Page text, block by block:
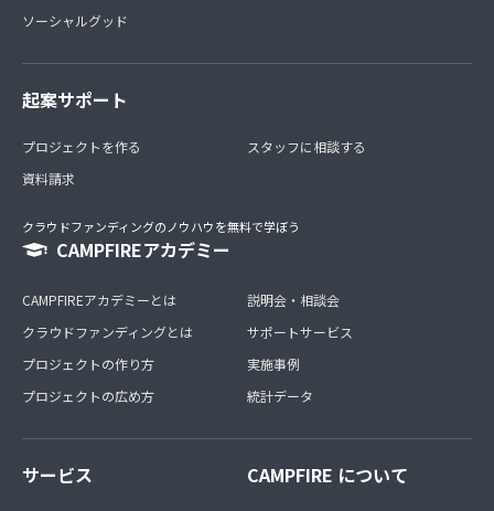
ソーシャルグッド
起案サポート
プロジェクトを作る
資料請求
スタッフに相談する
クラウドファンディングのノウハウを無料で学ぼう
CAMPFIREアカデミー
CAMPFIREアカデミーとは
クラウドファンディングとは
プロジェクトの作り方
プロジェクトの広め方
説明会・相談会
サポートサービス
実施事例
統計データ
サービス CAMPFIRE について